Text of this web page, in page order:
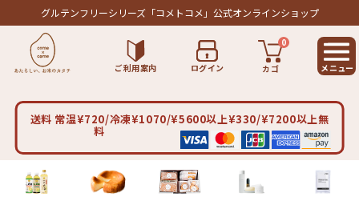
グルテンフリーシリーズ「コメトコメ」公式オンラインショップ
ご利用案内 ログイン カゴ
0
送料 常温¥720/冷凍¥1070/¥5600以上¥330/¥7200以上無
料